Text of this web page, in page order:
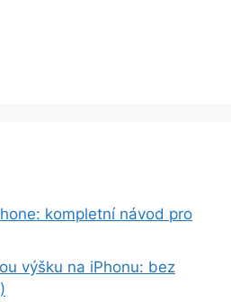
kompletní návod pro
výšku na iPhonu: bez